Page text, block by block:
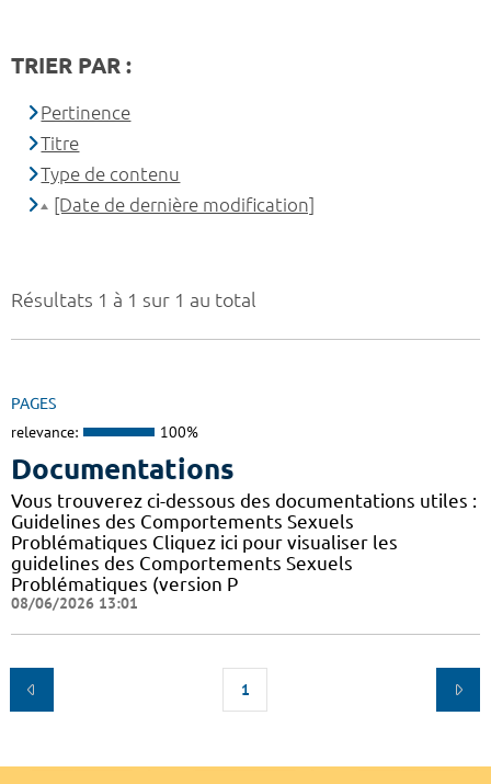
Résultats 1 à 1 sur 1 au total
PAGES
relevance: 100%
Documentations
Vous trouverez ci-dessous des documentations utiles :
Guidelines des Comportements Sexuels
Problématiques Cliquez ici pour visualiser les
guidelines des Comportements Sexuels
Problématiques (version P
08/06/2026 13:01
1
TRIER PAR :
Pertinence
Titre
Type de contenu
[Date de dernière modification]